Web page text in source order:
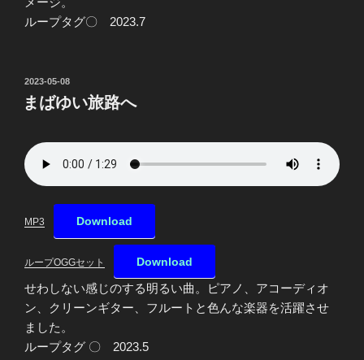
ループタグ〇 2023.7
投
稿
日:
2023-05-08
まばゆい旅路へ
MP3 Download
ループOGGセット Download
せわしない感じのする明るい曲。ピアノ、アコーディオ
ン、クリーンギター、フルートと色んな楽器を活躍させ
ました。
ループタグ 〇 2023.5